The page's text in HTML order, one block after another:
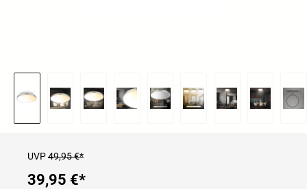
UVP49,95 €*
39,95 €*